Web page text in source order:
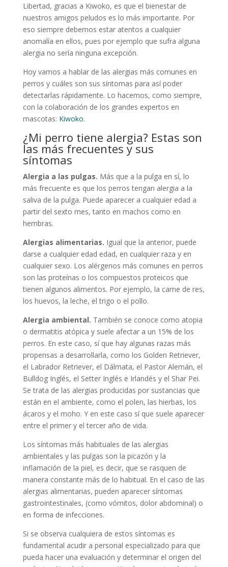
Libertad, gracias a Kiwoko, es que el bienestar de
nuestros amigos peludos es lo más importante. Por
eso siempre debemos estar atentos a cualquier
anomalía en ellos, pues por ejemplo que sufra alguna
alergia no sería ninguna excepción.
Hoy vamos a hablar de las alergias más comunes en
perros y cuáles son sus síntomas para así poder
detectarlas rápidamente. Lo hacemos, como siempre,
con la colaboración de los grandes expertos en
mascotas: Kiwoko.
¿Mi perro tiene alergia? Estas son
las más frecuentes y sus
síntomas
Alergia a las pulgas. Más que a la pulga en sí, lo
más frecuente es que los perros tengan alergia a la
saliva de la pulga. Puede aparecer a cualquier edad a
partir del sexto mes, tanto en machos como en
hembras.
Alergias alimentarias. Igual que la anterior, puede
darse a cualquier edad edad, en cualquier raza y en
cualquier sexo. Los alérgenos más comunes en perros
son las proteínas o los compuestos proteicos que
tienen algunos alimentos. Por ejemplo, la carne de res,
los huevos, la leche, el trigo o el pollo.
Alergia ambiental. También se conoce como atopia
o dermatitis atópica y suele afectar a un 15% de los
perros. En este caso, sí que hay algunas razas más
propensas a desarrollarla, como los Golden Retriever,
el Labrador Retriever, el Dálmata, el Pastor Alemán, el
Bulldog Inglés, el Setter Inglés e Irlandés y el Shar Pei.
Se trata de las alergias producidas por sustancias que
están en el ambiente, como el polen, las hierbas, los
ácaros y el moho. Y en este caso sí que suele aparecer
entre el primer y el tercer año de vida.
Los síntomas más habituales de las alergias
ambientales y las pulgas son la picazón y la
inflamación de la piel, es decir, que se rasquen de
manera constante más de lo habitual. En el caso de las
alergias alimentarias, pueden aparecer síntomas
gastrointestinales, (como vómitos, dolor abdominal) o
en forma de infecciones.
Si se observa cualquiera de estos síntomas es
fundamental acudir a personal especializado para que
pueda hacer una evaluación y determinar el origen del